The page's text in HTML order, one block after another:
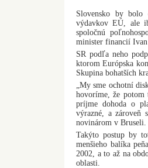
Slovensko by bolo
výdavkov EÚ, ale
spoločnú
minister financií
SR podľa neho
ktorom Európska
Skupina bohatších
„My sme ochotní
hovoríme, že potom
príjme dohoda o
výrazné, a zároveň
novinárom v Bruseli.
Takýto postup by
menšieho balíka
2002, a to až na
oblasti.